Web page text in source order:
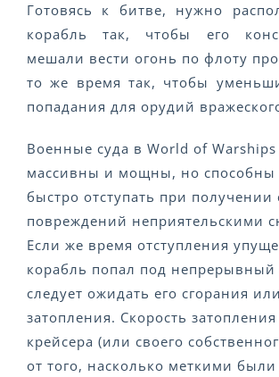
Готовясь к битве, нужно
корабль так, чтобы его
мешали вести огонь по флоту
то же время так, чтобы
попадания для орудий
Военные суда в World of Warships
массивны и мощны, но способны
быстро отступать при получении
повреждений неприятельскими
Если же время отступления
корабль попал под непрерывный
следует ожидать его сгорания или
затопления. Скорость
крейсера (или своего
от того, насколько меткими